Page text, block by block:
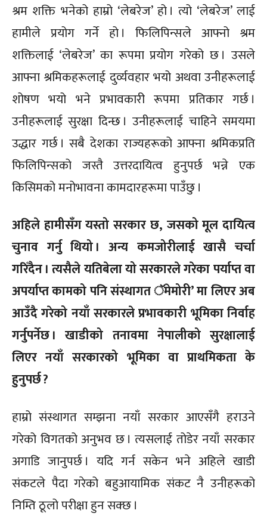
श्रम शक्ति भनेको हाम्रो ‘लेबरेज’ हो । त्यो ‘लेबरेज’ लाई
हामीले प्रयोग गर्ने हो । फिलिपिन्सले आफ्नो श्रम
शक्तिलाई ‘लेबरेज’ का रूपमा प्रयोग गरेको छ । उसले
आफ्ना श्रमिकहरूलाई दुर्व्यवहार भयो अथवा उनीहरूलाई
शोषण भयो भने प्रभावकारी रूपमा प्रतिकार गर्छ ।
उनीहरूलाई सुरक्षा दिन्छ । उनीहरूलाई चाहिने समयमा
उद्धार गर्छ । सबै देशका राज्यहरूको आफ्ना श्रमिकप्रति
फिलिपिन्सको जस्तै उत्तरदायित्व हुनुपर्छ भन्ने एक
किसिमको मनोभावना कामदारहरूमा पाउँछु ।
अहिले हामीसँग यस्तो सरकार छ, जसको मूल दायित्व
चुनाव गर्नु थियो । अन्य कमजोरीलाई खासै चर्चा
गरिँदैन । त्यसैले यतिबेला यो सरकारले गरेका पर्याप्त वा
अपर्याप्त कामको पनि संस्थागत ॅमेमोरी’ मा लिएर अब
आउँदै गरेको नयाँ सरकारले प्रभावकारी भूमिका निर्वाह
गर्नुपर्नेछ । खाडीको तनावमा नेपालीको सुरक्षालाई
लिएर नयाँ सरकारको भूमिका वा प्राथमिकता के
हुनुपर्छ ?
हाम्रो संस्थागत सम्झना नयाँ सरकार आएसँगै हराउने
गरेको विगतको अनुभव छ । त्यसलाई तोडेर नयाँ सरकार
अगाडि जानुपर्छ । यदि गर्न सकेन भने अहिले खाडी
संकटले पैदा गरेको बहुआयामिक संकट नै उनीहरूको
निम्ति ठूलो परीक्षा हुन सक्छ ।